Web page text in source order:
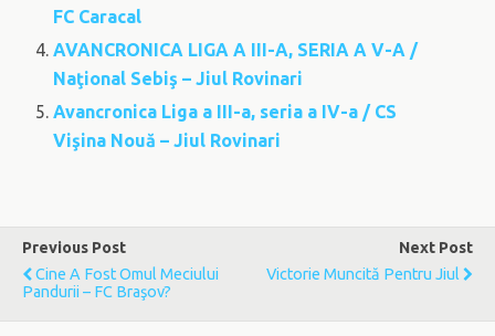
FC Caracal
AVANCRONICA LIGA A III-A, SERIA A V-A /
Naţional Sebiş – Jiul Rovinari
Avancronica Liga a III-a, seria a IV-a / CS
Vişina Nouă – Jiul Rovinari
Previous Post
Cine A Fost Omul Meciului
Pandurii – FC Braşov?
Next Post
Victorie Muncită Pentru Jiul